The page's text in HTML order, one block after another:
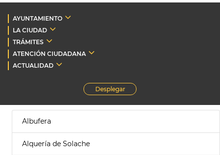
AYUNTAMIENTO
LA CIUDAD
TRÁMITES
ATENCIÓN CIUDADANA
ACTUALIDAD
Desplegar
Albufera
Alquería de Solache